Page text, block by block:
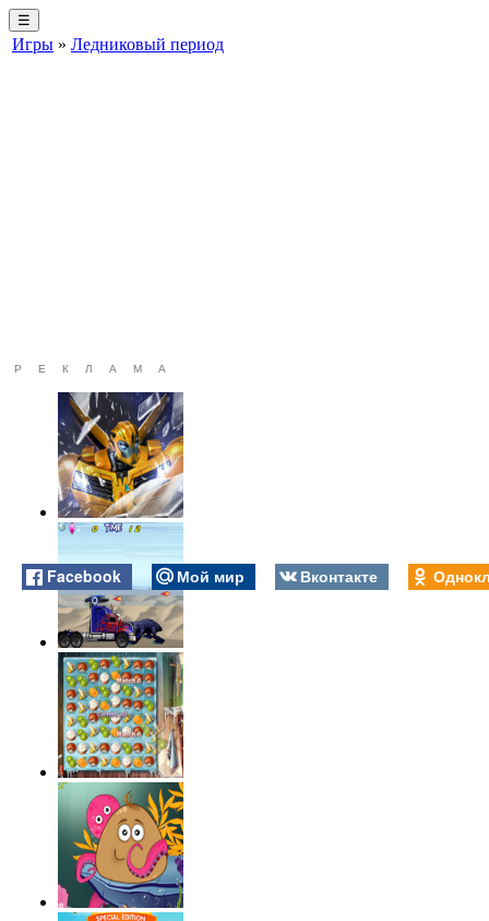
☰
Игры » Ледниковый период
РЕКЛАМА
Facebook Мой мир Вконтакте